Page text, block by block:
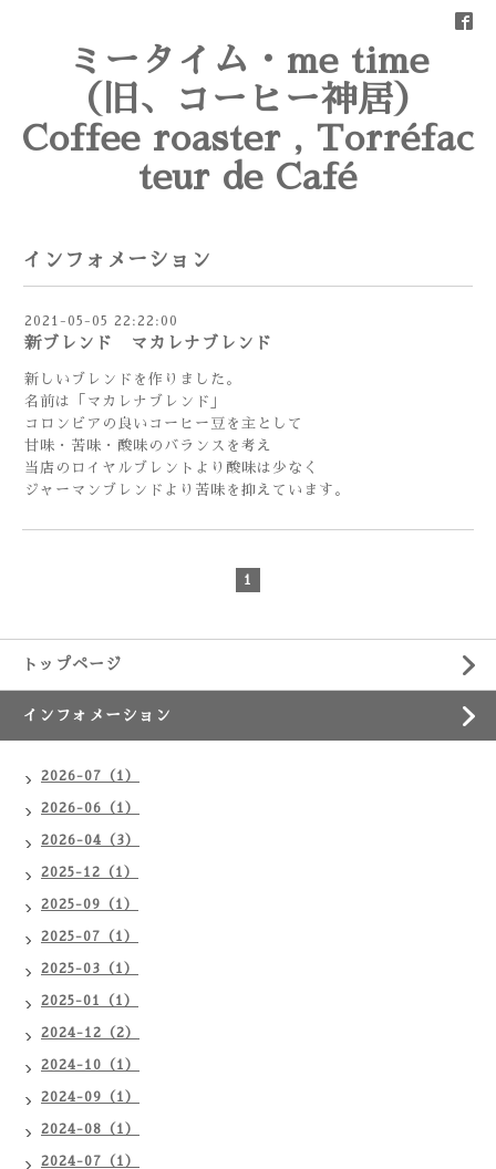
ミータイム・me time
（旧、コーヒー神居）
Coffee roaster , Torréfac
teur de Café
インフォメーション
2021-05-05 22:22:00
新ブレンド マカレナブレンド
新しいブレンドを作りました。
名前は「マカレナブレンド」
コロンビアの良いコーヒー豆を主として
甘味・苦味・酸味のバランスを考え
当店のロイヤルブレントより酸味は少なく
ジャーマンブレンドより苦味を抑えています。
1
トップページ
インフォメーション
2026-07（1）
2026-06（1）
2026-04（3）
2025-12（1）
2025-09（1）
2025-07（1）
2025-03（1）
2025-01（1）
2024-12（2）
2024-10（1）
2024-09（1）
2024-08（1）
2024-07（1）